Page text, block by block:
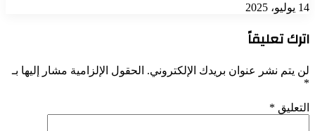
14 يوليو، 2025
اترك تعليقاً
لن يتم نشر عنوان بريدك الإلكتروني. الحقول الإلزامية مشار إليها بـ
*
التعليق *